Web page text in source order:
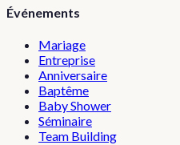
Événements
Mariage
Entreprise
Anniversaire
Baptême
Baby Shower
Séminaire
Team Building